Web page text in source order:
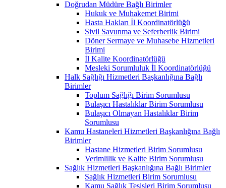
Doğrudan Müdüre Bağlı Birimler
Hukuk ve Muhakemet Birimi
Hasta Hakları İl Koordinatörlüğü
Sivil Savunma ve Seferberlik Birimi
Döner Sermaye ve Muhasebe Hizmetleri
Birimi
İl Kalite Koordinatörlüğü
Mesleki Sorumluluk İl Koordinatörlüğü
Halk Sağlığı Hizmetleri Başkanlığına Bağlı
Birimler
Toplum Sağlığı Birim Sorumlusu
Bulaşıcı Hastalıklar Birim Sorumlusu
Bulaşıcı Olmayan Hastalıklar Birim
Sorumlusu
Kamu Hastaneleri Hizmetleri Başkanlığına Bağlı
Birimler
Hastane Hizmetleri Birim Sorumlusu
Verimlilik ve Kalite Birim Sorumlusu
Sağlık Hizmetleri Başkanlığına Bağlı Birimler
Sağlık Hizmetleri Birim Sorumlusu
Kamu Sağlık Tesisleri Birim Sorumlusu